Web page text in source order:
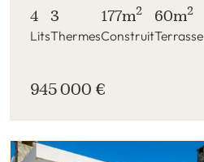
4
Lits
3
Thermes
177m2
Construit
60m2
Terrasse
945 000 €